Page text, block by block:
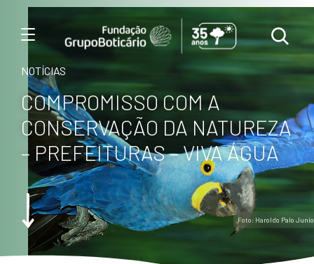
Menu
Foto: Haroldo Palo
NOTÍCIAS
COMPROMISSO COM A
CONSERVAÇÃO DA NATUREZA
– PREFEITURAS – VIVA ÁGUA